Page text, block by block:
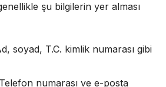
şu bilgilerin yer alması
soyad, T.C. kimlik numarası gibi
Telefon numarası ve e-posta